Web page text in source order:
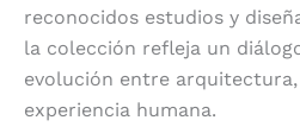
reconocidos estudios y
la colección refleja un
evolución entre
experiencia humana.